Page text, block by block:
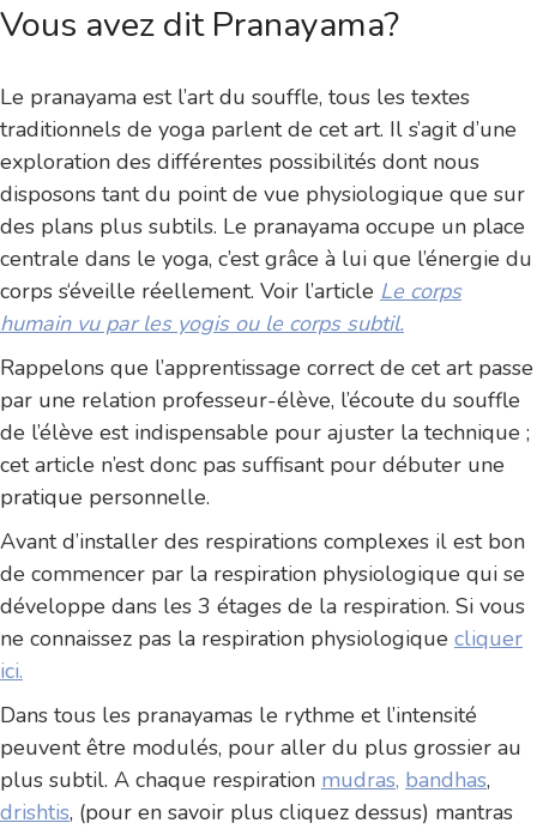
Vous avez dit Pranayama?
Le pranayama est l’art du souffle, tous les textes
traditionnels de yoga parlent de cet art. Il s’agit d’une
exploration des différentes possibilités dont nous
disposons tant du point de vue physiologique que sur
des plans plus subtils. Le pranayama occupe un place
centrale dans le yoga, c’est grâce à lui que l’énergie du
corps s‘éveille réellement. Voir l’article Le corps
humain vu par les yogis ou le corps subtil.
Rappelons que l’apprentissage correct de cet art passe
par une relation professeur-élève, l’écoute du souffle
de l’élève est indispensable pour ajuster la technique ;
cet article n’est donc pas suffisant pour débuter une
pratique personnelle.
Avant d’installer des respirations complexes il est bon
de commencer par la respiration physiologique qui se
développe dans les 3 étages de la respiration. Si vous
ne connaissez pas la respiration physiologique cliquer
ici.
Dans tous les pranayamas le rythme et l’intensité
peuvent être modulés, pour aller du plus grossier au
plus subtil. A chaque respiration mudras, bandhas,
drishtis, (pour en savoir plus cliquez dessus) mantras